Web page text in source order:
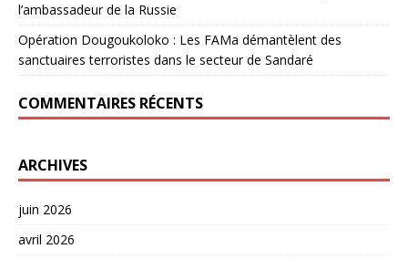
l’ambassadeur de la Russie
Opération Dougoukoloko : Les FAMa démantèlent des
sanctuaires terroristes dans le secteur de Sandaré
COMMENTAIRES RÉCENTS
ARCHIVES
juin 2026
avril 2026